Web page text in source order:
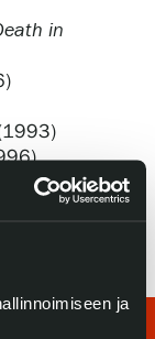
ja
in
(1986)